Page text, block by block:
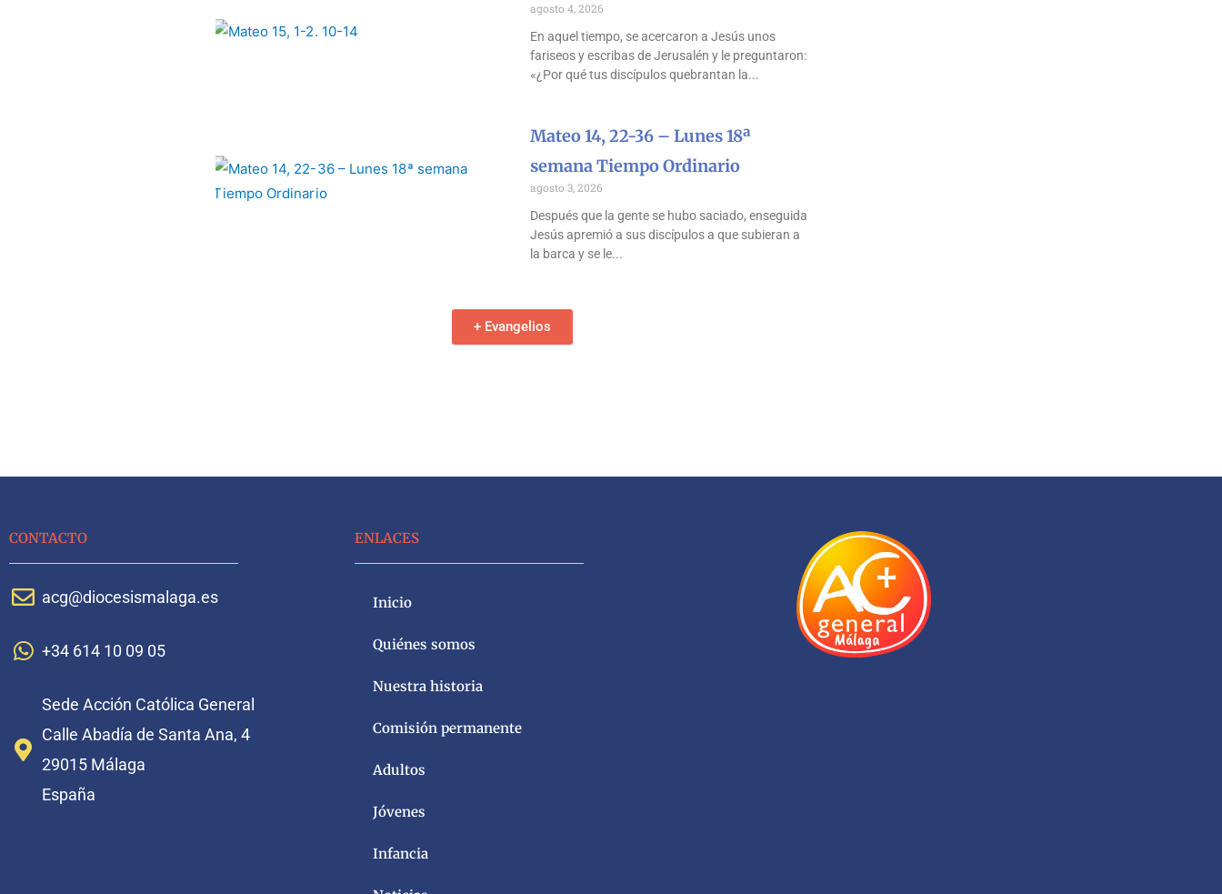
agosto 4, 2026
En aquel tiempo, se acercaron a Jesús unos
fariseos y escribas de Jerusalén y le preguntaron:
«¿Por qué tus discípulos quebrantan la
Mateo 14, 22-36 – Lunes 18ª
semana Tiempo Ordinario
agosto 3, 2026
Después que la gente se hubo saciado, enseguida
Jesús apremió a sus discípulos a que subieran a
la barca y se le
+ Evangelios
CONTACTO
acg@diocesismalaga.es
+34 614 10 09 05
Sede Acción Católica General
Calle Abadía de Santa Ana, 4
29015 Málaga
España
ENLACES
Inicio
Quiénes somos
Nuestra historia
Comisión permanente
Adultos
Jóvenes
Infancia